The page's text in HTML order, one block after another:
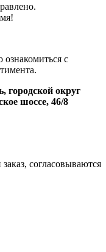
с
городской округ
шоссе, 46/8
согласовываются